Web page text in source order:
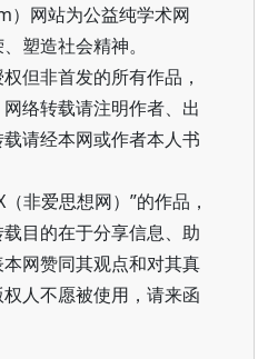
网站为公益纯学术网
塑造社会精神。
但非首发的所有作品，
络转载请注明作者、出
请经本网或作者本人书
非爱思想网）”的作品，
目的在于分享信息、助
网赞同其观点和对其真
人不愿被使用，请来函